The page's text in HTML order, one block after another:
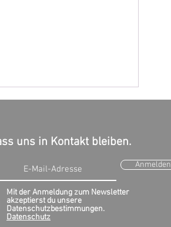
führt
ein
uns in Kontakt bleiben.
Anmelden
Mit der Anmeldung zum Newsletter
akzeptierst du unsere
Datenschutzbestimmungen.
Datenschutz